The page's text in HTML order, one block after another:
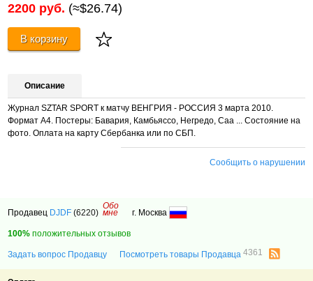
2200 руб. (≈$26.74)
В корзину
Описание
Журнал SZTAR SPORT к матчу ВЕНГРИЯ - РОССИЯ 3 марта 2010.
Формат А4. Постеры: Бавария, Камбьяссо, Негредо, Саа ... Состояние на
фото. Оплата на карту Сбербанка или по СБП.
Сообщить о нарушении
Продавец DJDF (6220)
Обо
мне г. Москва
100% положительных отзывов
Задать вопрос Продавцу Посмотреть товары Продавца4361